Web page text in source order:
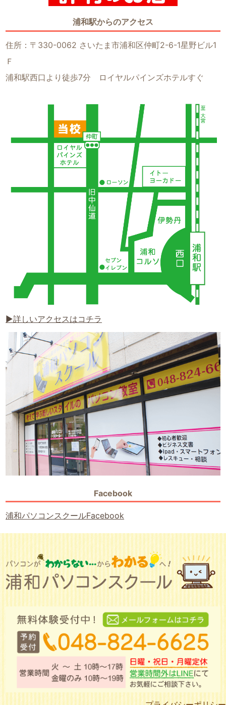
浦和駅からのアクセス
住所：〒330-0062 さいたま市浦和区仲町2-6-1星野ビル1
Ｆ
浦和駅西口より徒歩7分 ロイヤルパインズホテルすぐ
▶詳しいアクセスはコチラ
Facebook
浦和パソコンスクールFacebook